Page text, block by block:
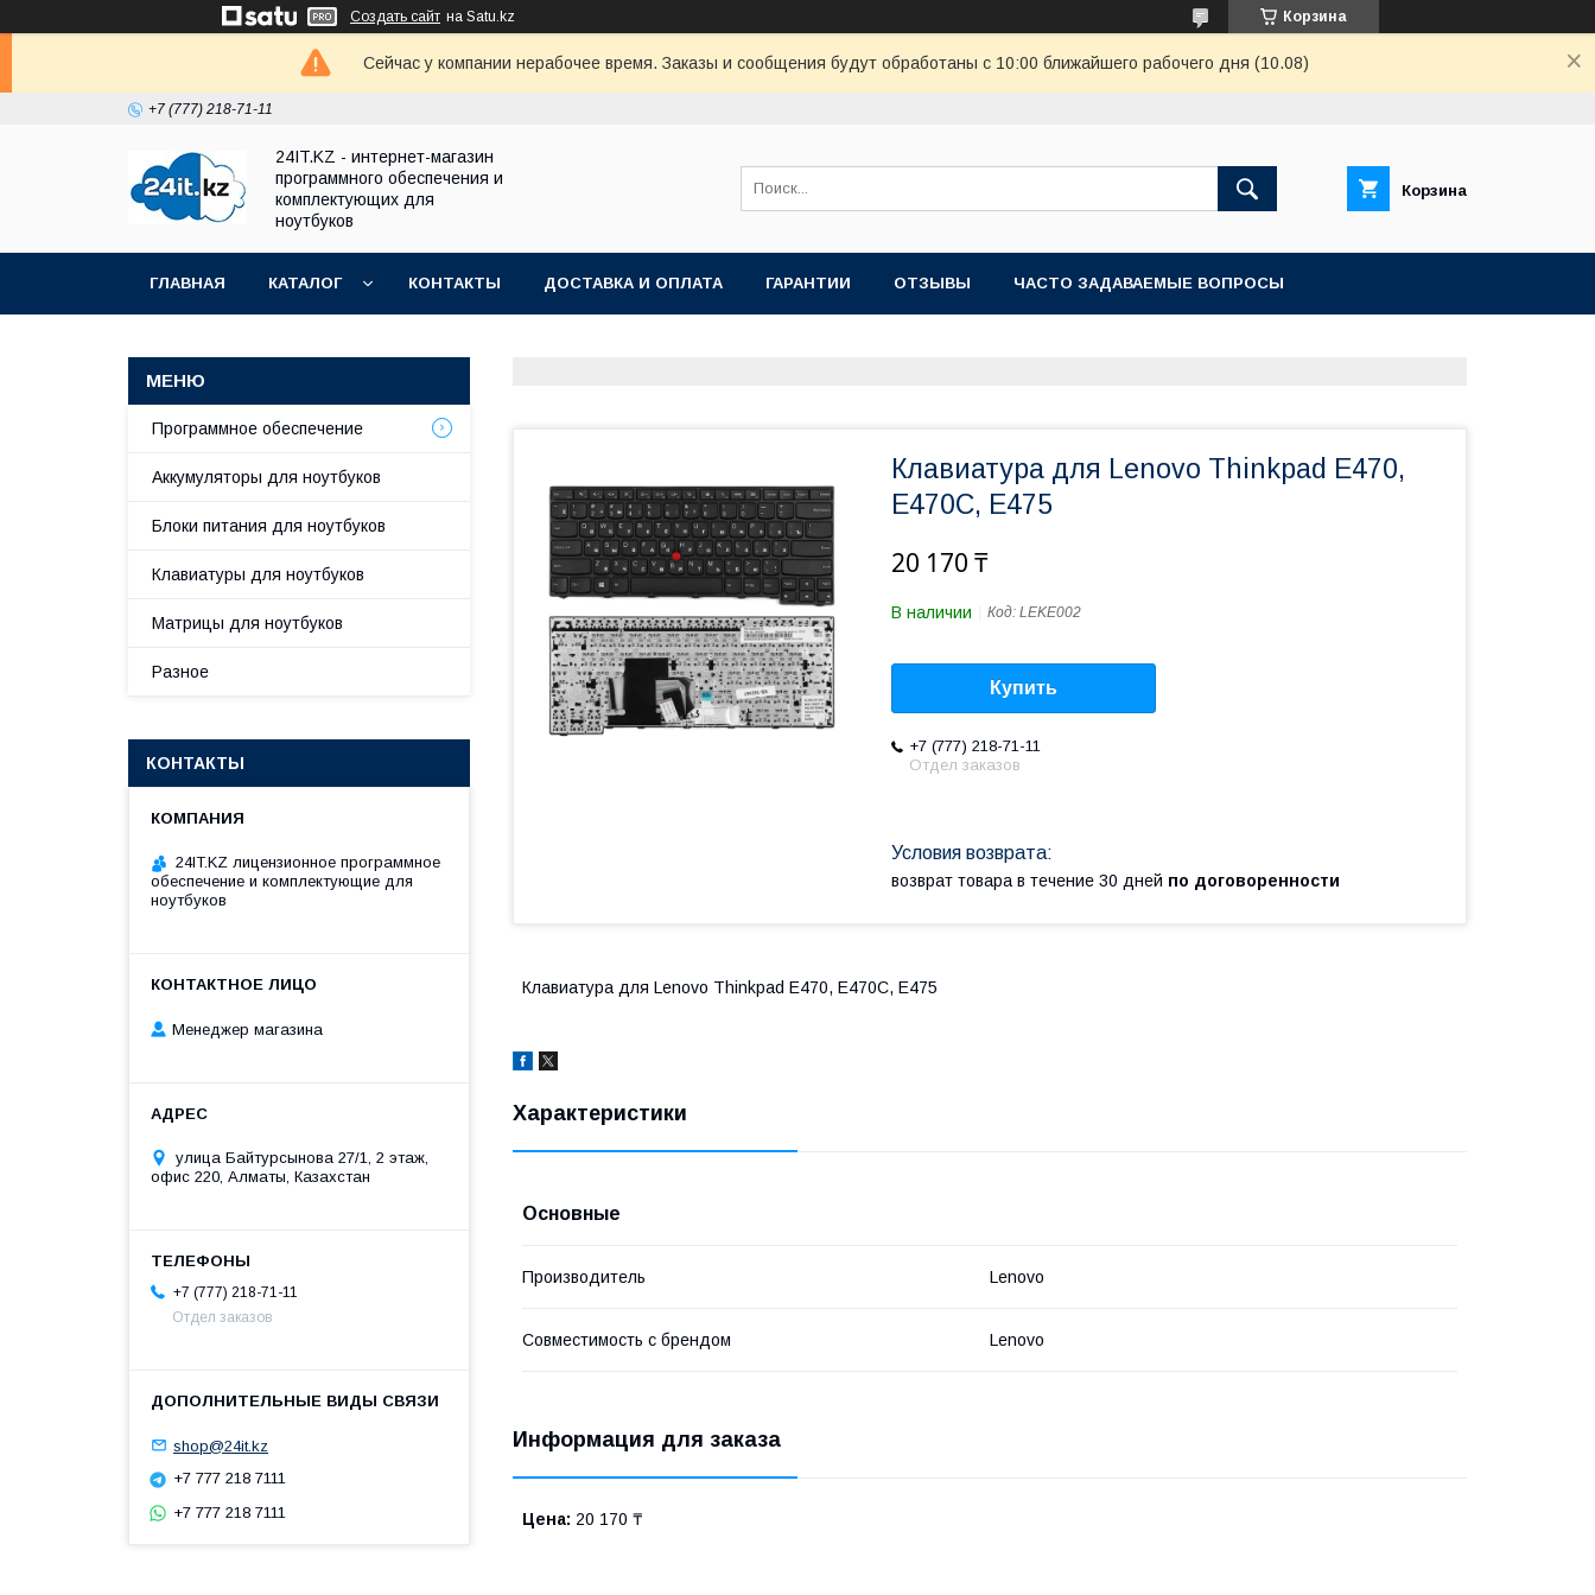
Создать сайт на Satu.kz Корзина
Сейчас у компании нерабочее время. Заказы и сообщения будут обработаны с 10:00 ближайшего рабочего дня (10.08)
+7 (777) 218-71-11
24IT.KZ - интернет-магазин
программного обеспечения и
комплектующих для
ноутбуков
Корзина
ГЛАВНАЯ КАТАЛОГ КОНТАКТЫ ДОСТАВКА И ОПЛАТА ГАРАНТИИ ОТЗЫВЫ ЧАСТО ЗАДАВАЕМЫЕ ВОПРОСЫ
Клавиатура для Lenovo Thinkpad E470,
E470C, E475
20 170 ₸
В наличии Код: LEKE002
Купить
+7 (777) 218-71-11
Отдел заказов
возврат товара в течение 30 дней по договоренности
Клавиатура для Lenovo Thinkpad E470, E470C, E475
Характеристики
Основные
Производитель Lenovo
Совместимость с брендом Lenovo
Информация для заказа
Цена: 20 170 ₸
Программное обеспечение
Аккумуляторы для ноутбуков
Блоки питания для ноутбуков
Клавиатуры для ноутбуков
Матрицы для ноутбуков
Разное
КОНТАКТЫ
24IT.KZ лицензионное программное
обеспечение и комплектующие для
ноутбуков
Менеджер магазина
улица Байтурсынова 27/1, 2 этаж,
офис 220, Алматы, Казахстан
+7 (777) 218-71-11
Отдел заказов
shop@24it.kz
+7 777 218 7111
+7 777 218 7111